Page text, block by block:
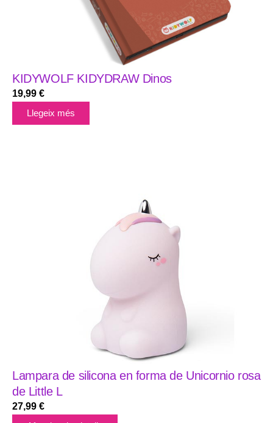
KIDYWOLF KIDYDRAW Dinos
19,99 €
Llegeix més
Lampara de silicona en forma de Unicornio rosa
de Little L
27,99 €